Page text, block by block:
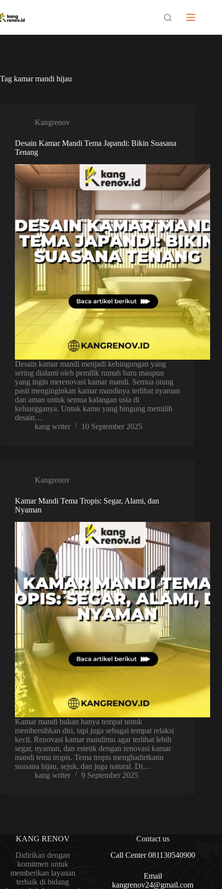
to
content
Tag kamar mandi hijau
Kangrenov
Desain Kamar Mandi Tema Japandi: Bikin Suasana
Tenang
Desain kamar mandi menjadi kebingungan yang
sering dialami oleh pemilik rumah baru maupun
yang ingin merenovasi kamar mandi. Semua orang
pasti menginginkan kamar mandinya terlihat nyaman
dan aman untuk semua kalangan usia di
keluargganya. Untuk kamu yang bingung memilih
desain…
kang writer
10 September 2025
Kangrenov
Kamar Mandi Tema Tropis: Segar, Alami, dan
Nyaman
Kamar mandi bukan hanya tempat untuk
membersihkan diri, tapi juga sebagai tempat relaksi
kecil. Renovasi kamar mandimu agar terlihat lebih
segar, nyaman, dan estetik dengan renovasi kamar
mandi tema tropis. Tema tropis menghadirtkann
suasana hijau, sejuk, dan juga natural. Di…
kang writer
9 September 2025
KANG RENOV
Didirikan dengan
komitmen untuk
memberikan layanan
terbaik di bidang
Contact us
Call Center 081130540900
Email
kangrenov24@gmail.com